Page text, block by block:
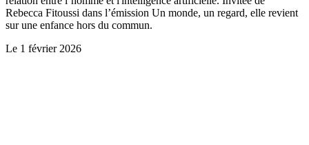
Rebecca Fitoussi dans l’émission Un monde, un regard, elle revient
sur une enfance hors du commun.
Le 1 février 2026